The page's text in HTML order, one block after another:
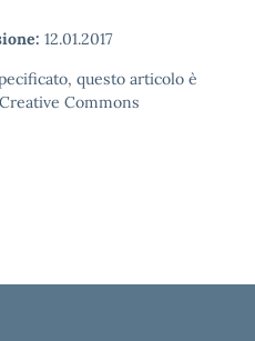
12.01.2017
questo articolo è
Commons